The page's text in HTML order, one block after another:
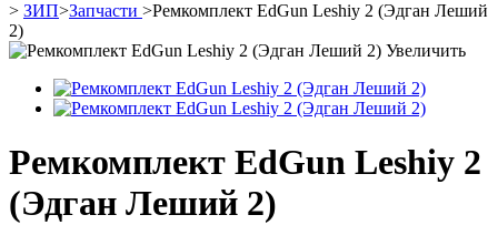
> ЗИП>Запчасти >Ремкомплект EdGun Leshiy 2 (Эдган Леший
2)
Увеличить
Ремкомплект EdGun Leshiy 2
(Эдган Леший 2)